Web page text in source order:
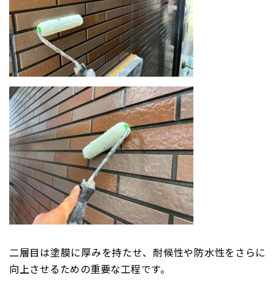
二層目は塗膜に厚みを持たせ、耐候性や防水性をさらに
向上させるための重要な工程です。